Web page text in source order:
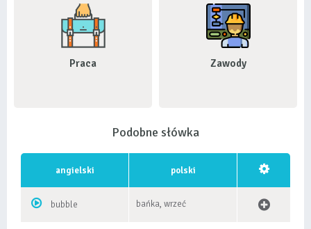
Praca Zawody
Podobne słówka
angielski polski
bubble bańka, wrzeć